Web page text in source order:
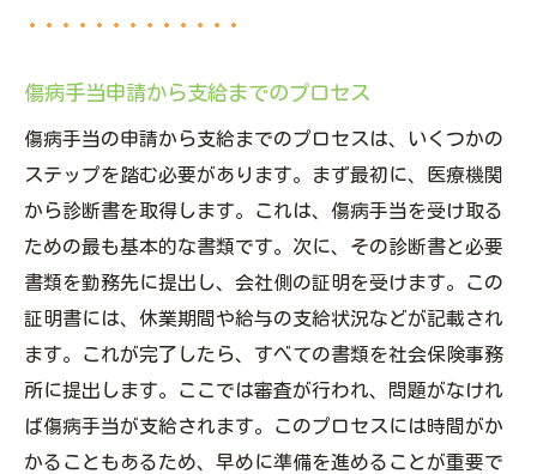
傷病手当申請から支給までのプロセス
傷病手当の申請から支給までのプロセスは、いくつかの
ステップを踏む必要があります。まず最初に、医療機関
から診断書を取得します。これは、傷病手当を受け取る
ための最も基本的な書類です。次に、その診断書と必要
書類を勤務先に提出し、会社側の証明を受けます。この
証明書には、休業期間や給与の支給状況などが記載され
ます。これが完了したら、すべての書類を社会保険事務
所に提出します。ここでは審査が行われ、問題がなけれ
ば傷病手当が支給されます。このプロセスには時間がか
かることもあるため、早めに準備を進めることが重要で